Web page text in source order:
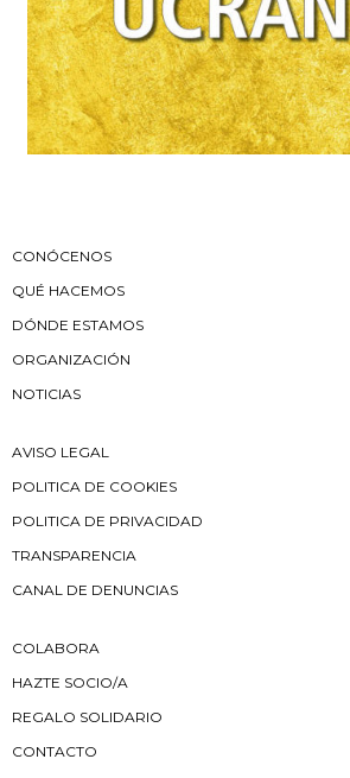
CONÓCENOS
QUÉ HACEMOS
DÓNDE ESTAMOS
ORGANIZACIÓN
NOTICIAS
AVISO LEGAL
POLITICA DE COOKIES
POLITICA DE PRIVACIDAD
TRANSPARENCIA
CANAL DE DENUNCIAS
COLABORA
HAZTE SOCIO/A
REGALO SOLIDARIO
CONTACTO